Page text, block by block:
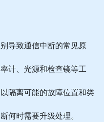
导致通信中断的常见原
计、光源和检查镜等工
隔离可能的故障位置和类
何时需要升级处理。